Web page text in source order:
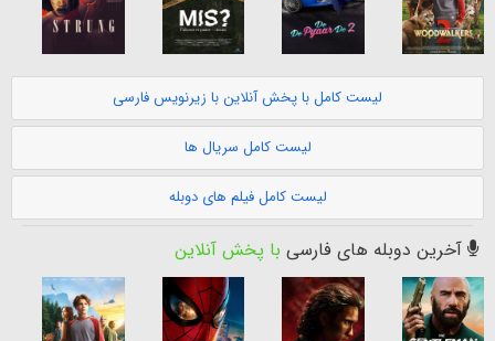
لیست کامل با پخش آنلاین با زیرنویس فارسی
لیست کامل سریال ها
لیست کامل فیلم های دوبله
آخرین دوبله های فارسی با پخش آنلاین